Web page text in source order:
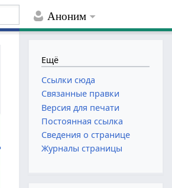
Аноним
Ещё
Ссылки сюда
Связанные правки
Версия для печати
Постоянная ссылка
Сведения о странице
Журналы страницы